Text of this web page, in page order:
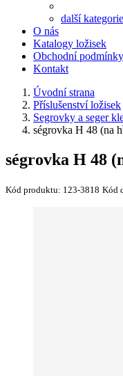
další kategorie
O nás
Katalogy ložisek
Obchodní podmínky
Kontakt
Úvodní strana
Příslušenství ložisek
Segrovky a seger
ségrovka H 48 (na
ségrovka H 48
Kód produktu: 123-3818 Kód